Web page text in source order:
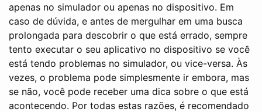
apenas no simulador ou apenas no dispositivo. Em
caso de dúvida, e antes de mergulhar em uma busca
prolongada para descobrir o que está errado, sempre
tento executar o seu aplicativo no dispositivo se você
está tendo problemas no simulador, ou vice-versa. Às
vezes, o problema pode simplesmente ir embora, mas
se não, você pode receber uma dica sobre o que está
acontecendo. Por todas estas razões, é recomendado